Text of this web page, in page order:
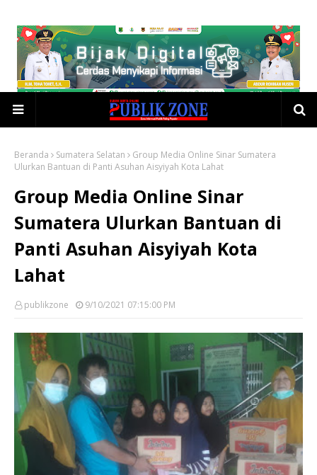
Beranda Sumatera Selatan
Group Media Online Sinar Sumatera
Ulurkan Bantuan di Panti Asuhan Aisyiyah Kota Lahat
Group Media Online Sinar
Sumatera Ulurkan Bantuan di
Panti Asuhan Aisyiyah Kota
Lahat
publikzone 9/10/2021 07:15:00 PM